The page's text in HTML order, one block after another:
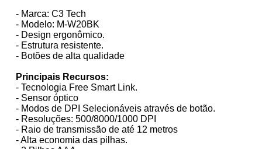
- Marca: C3 Tech
- Modelo: M-W20BK
- Design ergonômico.
- Estrutura resistente.
- Botões de alta qualidade
Principais Recursos:
- Tecnologia Free Smart Link.
- Sensor óptico
- Modos de DPI Selecionáveis através de botão.
- Resoluções: 500/8000/1000 DPI
- Raio de transmissão de até 12 metros
- Alta economia das pilhas.